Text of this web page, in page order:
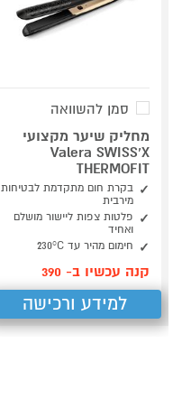
סמן להשוואה
מחליק שיער מקצועי
Valera SWISS’X
THERMOFIT
בקרת חום מתקדמת לבטיחות
מירבית
פלטות צפות ליישור מושלם
ואחיד
חימום מהיר עד 230°C
קנה עכשיו ב- 390
למידע ורכישה